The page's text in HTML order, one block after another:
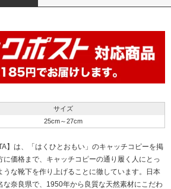
サイズ
25cm～27cm
】は、「はくひとおもい」のキャッチコピーを掲
価格まで、キャッチコピーの通り履く人にとっ
うな靴下を作り上げることに徹しています。日本
な奈良県で、1950年から良質な天然素材にこだわ